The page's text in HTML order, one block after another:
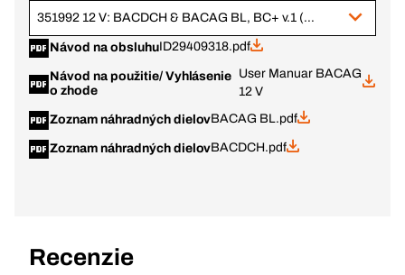
351992 12 V: BACDCH & BACAG BL, BC+ v.1 (343789 + 343774)
Návod na obsluhuID29409318.pdf
Návod na použitie/ Vyhlásenie
o zhode
User Manuar BACAG
12 V
Zoznam náhradných dielovBACAG BL.pdf
Zoznam náhradných dielovBACDCH.pdf
Recenzie